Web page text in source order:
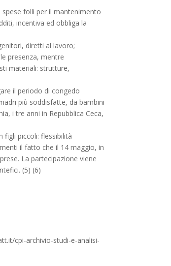
folli per il mantenimento
incentiva ed obbliga la
diretti al lavoro;
presenza, mentre
materiali: strutture,
il periodo di congedo
più soddisfatte, da bambini
i tre anni in Repubblica Ceca,
figli piccoli: flessibilità
il fatto che il 14 maggio, in
La partecipazione viene
(5) (6)
cpi-archivio-studi-e-analisi-